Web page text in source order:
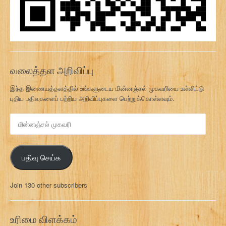
வலைத்தள அறிவிப்பு
இந்த இணையத்தளத்தில் உங்களுடைய மின்னஞ்சல் முகவரியை உள்ளிட்டு
புதிய பதிவுகளைப் பற்றிய அறிவிப்புகளை பெற்றுக்கொள்ளவும்.
ன
ஞ்
ச
ல்
க
வ
பதிவு செய்க
Join 130 other subscribers
உரிமை விளக்கம்